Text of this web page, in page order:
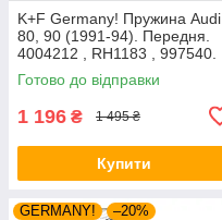
K+F Germany! Пружина Audi
80, 90 (1991-94). Передня.
4004212 , RH1183 , 997540.
К+Ф Німеччина
Готово до відправки
1 196 ₴ 1 495 ₴
Купити
GERMANY! –20%